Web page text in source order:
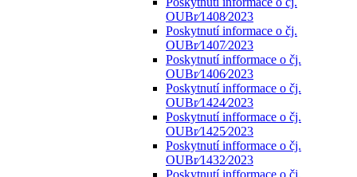
OUBr⁄1408⁄2023
Poskytnutí informace o čj.
OUBr⁄1407⁄2023
Poskytnutí infformace o čj.
OUBr⁄1406⁄2023
Poskytnutí infformace o čj.
OUBr⁄1424⁄2023
Poskytnutí infformace o čj.
OUBr⁄1425⁄2023
Poskytnutí infformace o čj.
OUBr⁄1432⁄2023
Poskytnutí infformace o čj.